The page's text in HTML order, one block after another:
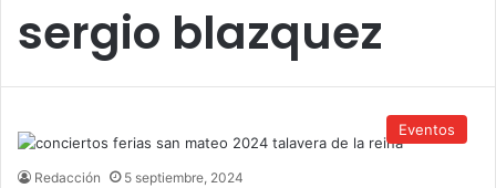
sergio blazquez
Eventos
Redacción 5 septiembre, 2024